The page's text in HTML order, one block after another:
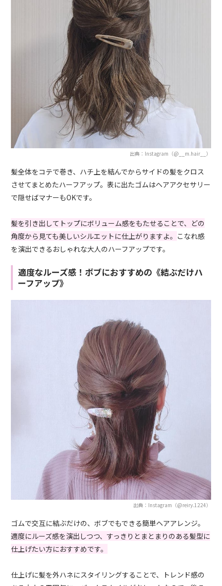
出典：Instagram（@__m.hair__）
髪全体をコテで巻き、ハチ上を結んでからサイドの髪をクロス
させてまとめたハーフアップ。表に出たゴムはヘアアクセサリー
で隠せばマナーもOKです。
髪を引き出してトップにボリューム感をもたせることで、どの
角度から見ても美しいシルエットに仕上がりますよ。 こなれ感
を演出できるおしゃれな大人のハーフアップです。
適度なルーズ感！ボブにおすすめの《結ぶだけハ
ーフアップ》
出典：Instagram（@reiry.1224）
ゴムで交互に結ぶだけの、ボブでもできる簡単ヘアアレンジ。
適度にルーズ感を演出しつつ、すっきりとまとまりのある髪型に
仕上げたい方におすすめです。
仕上げに髪を外ハネにスタイリングすることで、トレンド感の